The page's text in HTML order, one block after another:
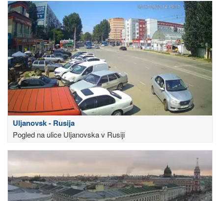
Uljanovsk - Rusija
Pogled na ulice Uljanovska v Rusiji